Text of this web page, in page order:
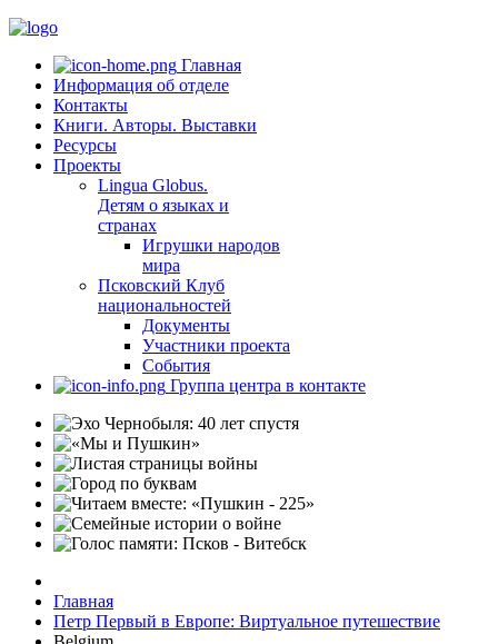
Главная
Информация об отделе
Контакты
Книги. Авторы. Выставки
Ресурсы
Проекты
Lingua Globus.
Детям о языках и
странах
Игрушки народов
мира
Псковский Клуб
национальностей
Документы
Участники проекта
События
Группа центра в контакте
Главная
Петр Первый в Европе: Виртуальное путешествие